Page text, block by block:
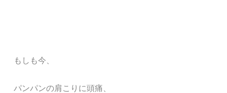
もしも今、
パンパンの肩こりに頭痛、